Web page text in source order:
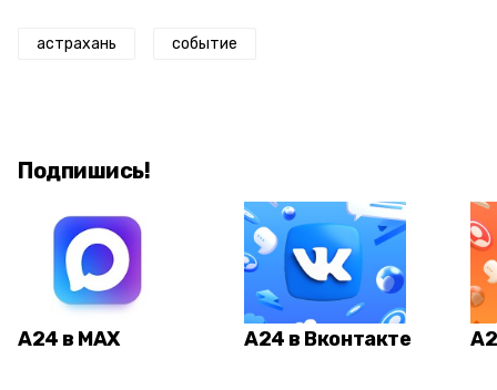
астрахань событие
Подпишись!
А24 в MAX А24 в Вконтакте